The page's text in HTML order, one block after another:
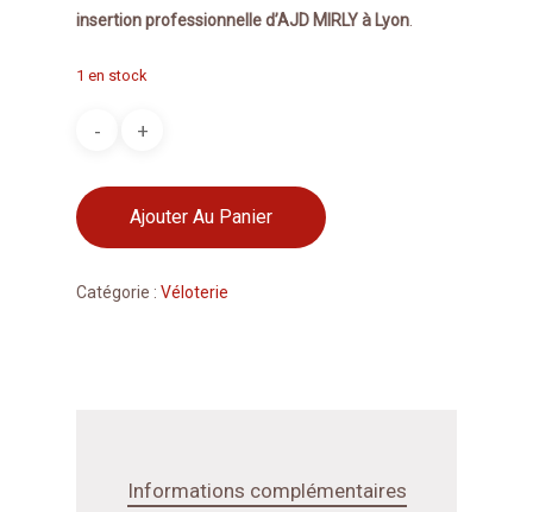
insertion professionnelle d’AJD MIRLY à Lyon
1 en stock
Ajouter Au Panier
Catégorie : Véloterie
Informations complémentaires